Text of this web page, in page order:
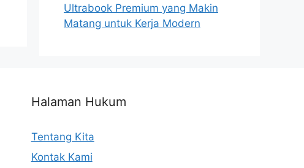
Ultrabook Premium yang Makin
Matang untuk Kerja Modern
Halaman Hukum
Tentang Kita
Kontak Kami